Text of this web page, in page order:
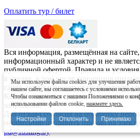
Мы используем файлы cookies для улучшения
нашем сайте, вы соглашаетесь с условиями
Чтобы ознакомиться с нашими Положениями о
использовании файлов cookie,нажмите здесь.
Настройки Отклонить Принимаю
Оплатить тур / билет
Вся информация, размещённая на
информационный характер и не
публичной офертой. Правила и условия
в отелях, в том числе концепция
сайте, могут изменяться по решению
Копирование материалов без
запрещено.
Для отзыва согласия на обработку
необходимо отправить письмо на
pd@rosting.by